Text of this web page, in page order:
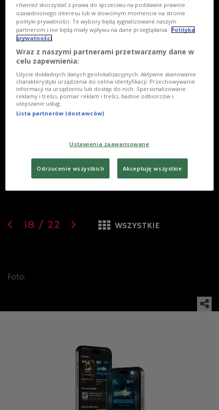
18 / 22 WSZYSTKIE
Foto:
również skorzystać z prawa do sprzeciwu na podstawie prawnie
uzasadnionego interesu lub w dowolnym momencie na stronie
polityki prywatności. Te wybory będą sygnalizowane naszym
partnerom i nie będą miały wpływu na dane przeglądania.
Polityka
prywatności
Wraz z naszymi partnerami przetwarzamy dane w
celu zapewnienia:
Użycie dokładnych danych geolokalizacyjnych. Aktywne skanowanie
charakterystyki urządzenia do celów identyfikacji. Przechowywanie
informacji na urządzeniu lub dostęp do nich. Spersonalizowane
reklamy i treści, pomiar reklam i treści, badnie odbiorców i
ulepszanie usług.
Lista partnerów (dostawców)
Ustawienia zaawansowane
Odrzucenie wszystkich Akceptuję wszystkie